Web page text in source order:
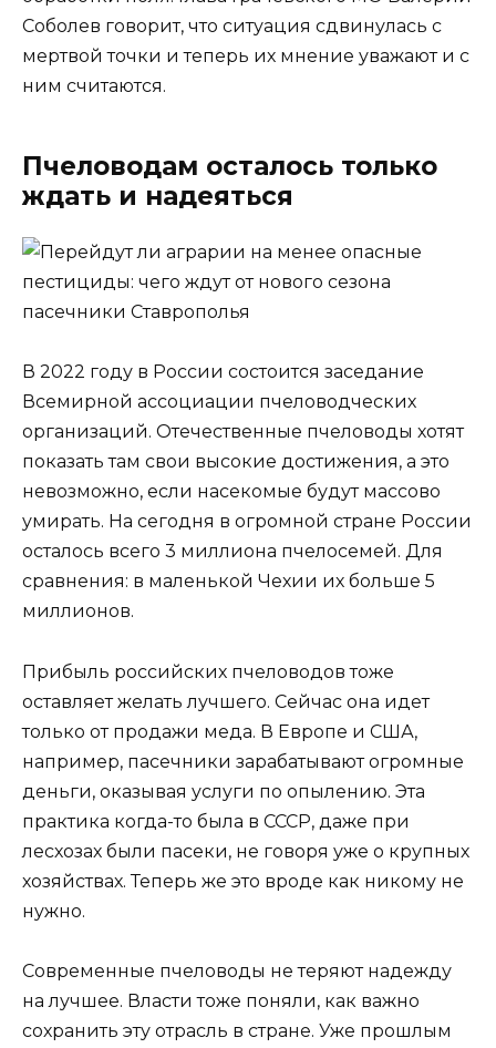
Соболев говорит, что ситуация сдвинулась с
мертвой точки и теперь их мнение уважают и с
ним считаются.
Пчеловодам осталось только
ждать и надеяться
В 2022 году в России состоится заседание
Всемирной ассоциации пчеловодческих
организаций. Отечественные пчеловоды хотят
показать там свои высокие достижения, а это
невозможно, если насекомые будут массово
умирать. На сегодня в огромной стране России
осталось всего 3 миллиона пчелосемей. Для
сравнения: в маленькой Чехии их больше 5
миллионов.
Прибыль российских пчеловодов тоже
оставляет желать лучшего. Сейчас она идет
только от продажи меда. В Европе и США,
например, пасечники зарабатывают огромные
деньги, оказывая услуги по опылению. Эта
практика когда-то была в СССР, даже при
лесхозах были пасеки, не говоря уже о крупных
хозяйствах. Теперь же это вроде как никому не
нужно.
Современные пчеловоды не теряют надежду
на лучшее. Власти тоже поняли, как важно
сохранить эту отрасль в стране. Уже прошлым